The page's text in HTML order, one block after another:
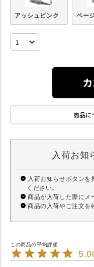
アッシュピンク ベー
商品に
入荷お知
入荷お知らせボタンを
ください。
商品が入荷した際にメ
商品の入荷やご注文を